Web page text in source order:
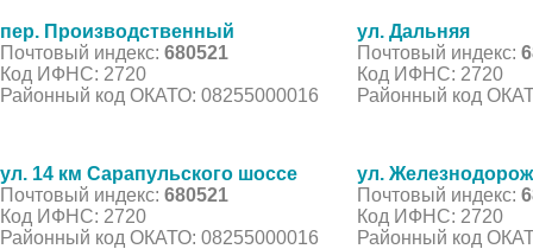
пер. Производственный
Почтовый индекс: 680521
Код ИФНС: 2720
Районный код ОКАТО: 08255000016
ул. Дальняя
Почтовый индекс:
Код ИФНС: 2720
Районный код
ул. 14 км Сарапульского шоссе
Почтовый индекс: 680521
Код ИФНС: 2720
Районный код ОКАТО: 08255000016
ул.
Почтовый индекс:
Код ИФНС: 2720
Районный код